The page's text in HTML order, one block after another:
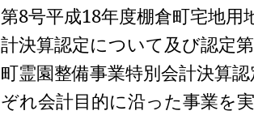
第8号平成18年度棚倉町宅地用
計決算認定について及び認定第
町霊園整備事業特別会計決算
ぞれ会計目的に沿った事業を